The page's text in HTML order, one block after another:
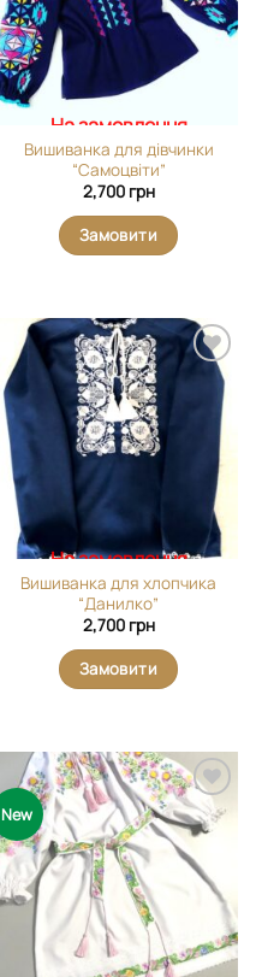
На замовлення
Вишиванка для дівчинки
“Самоцвіти”
2,700 грн
Замовити
Додати
вибране
На замовлення
Вишиванка для хлопчика
“Данилко”
2,700 грн
Замовити
New
Додати
виріб у
вибране